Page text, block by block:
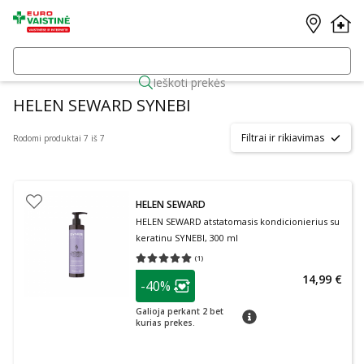
Ieškoti prekės
HELEN SEWARD SYNEBI
Rodomi produktai 7 iš 7 Filtrai ir rikiavimas
HELEN SEWARD
HELEN SEWARD atstatomasis kondicionierius su
keratinu SYNEBI, 300 ml
(1)
Vidutinis įvertinimas 5.00
patarimas
Lojalumo klubo narių nuolaida
-40%
Galioja perkant 2 bet
kurias prekes.
patarimas
14,99 €